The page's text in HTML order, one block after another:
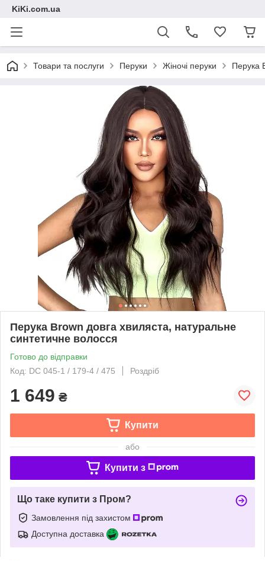
KiKi.com.ua
Товари та послуги Перуки Жіночі перуки Перука
Перука Brown довга хвиляста, натуральне
синтетичне волосся
Готово до відправки
Код: DC 045-1 / 179-4 / 475
Роздріб
1 649 ₴
Купити
або
Купити з
Що таке купити з Пром?
Замовлення під захистом
Доступна доставка